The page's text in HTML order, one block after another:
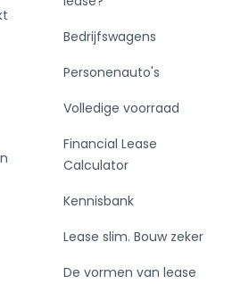
Gray Metallic
cc
/ 83pk
1000 kg
km
aftrekbaar, de prijs is
Bedrijfswagens
Personenauto's
Volledige voorraad
Financial Lease
Calculator
Kennisbank
Lease slim. Bouw zeker
De vormen van lease